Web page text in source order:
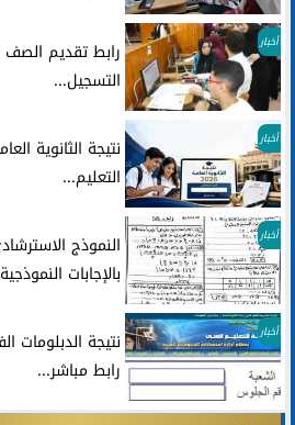
أخبار
التسجيل...
أخبار
التعليم...
أخبار
بالإجابات النموذجية
أخبار
رابط مباشر...